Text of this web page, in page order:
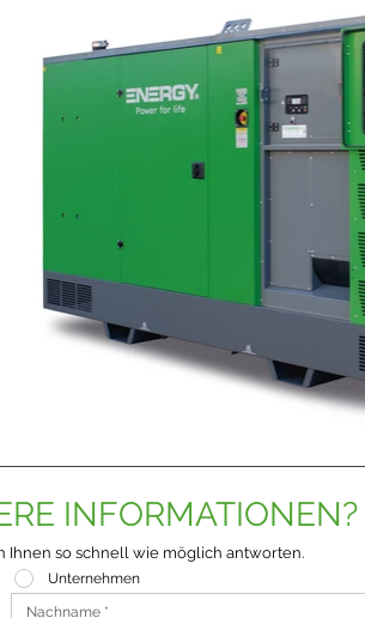
INFORMATIONEN?
Ihnen so schnell wie möglich antworten.
Unternehmen